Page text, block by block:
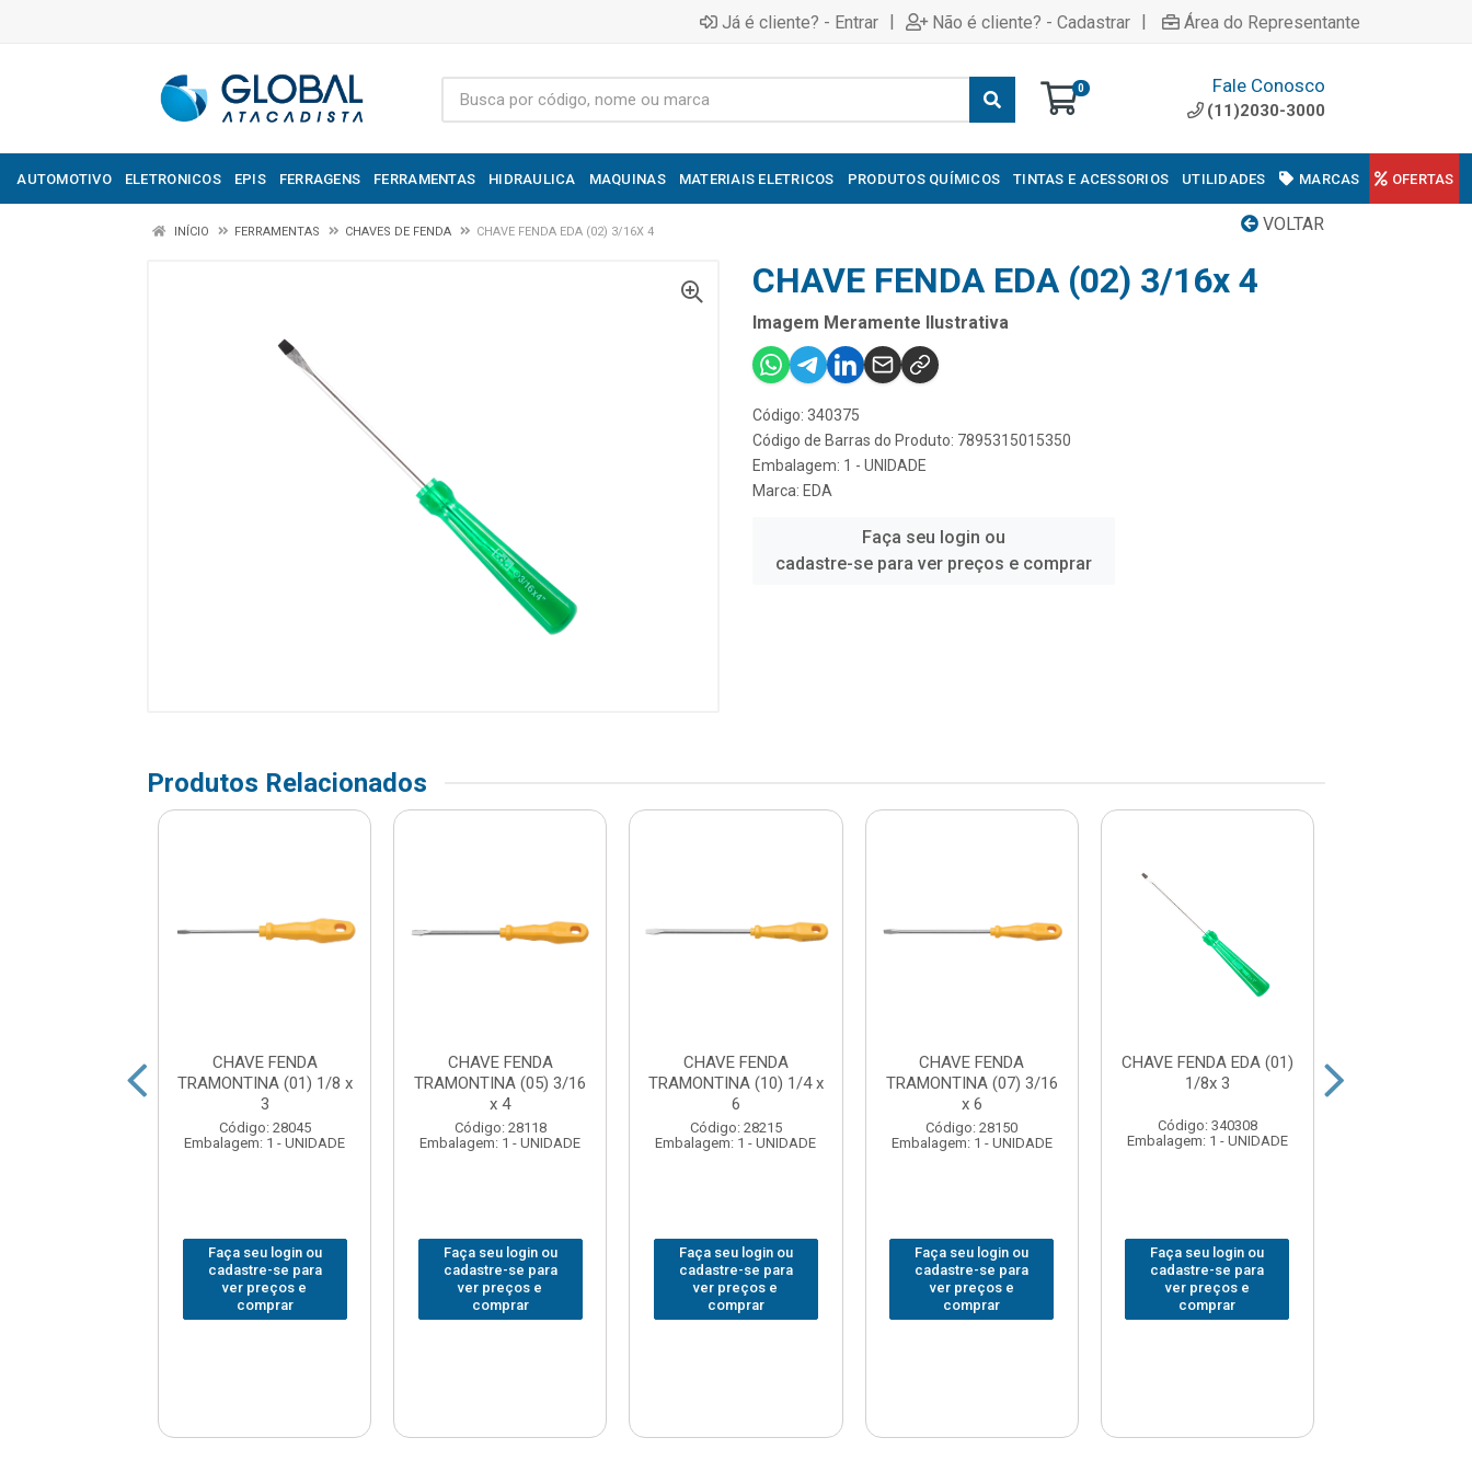
Já é cliente? - Entrar | Não é cliente? - Cadastrar | Área do Representante
0 Fale Conosco
(11)2030-3000
AUTOMOTIVO ELETRONICOS EPIS FERRAGENS FERRAMENTAS HIDRAULICA MAQUINAS MATERIAIS ELETRICOS PRODUTOS QUÍMICOS TINTAS E ACESSORIOS UTILIDADES MARCAS OFERTAS
VOLTAR
INÍCIO FERRAMENTAS CHAVES DE FENDA CHAVE FENDA EDA (02) 3/16X 4
CHAVE FENDA EDA (02) 3/16x 4
Imagem Meramente Ilustrativa
Código: 340375
Código de Barras do Produto: 7895315015350
Embalagem: 1 - UNIDADE
Marca: EDA
Faça seu login ou
cadastre-se para ver preços e comprar
Produtos Relacionados
CHAVE FENDA
TRAMONTINA (01) 1/8 x
3
Código: 28045
Embalagem: 1 - UNIDADE
Faça seu login ou
cadastre-se para
ver preços e
comprar
CHAVE FENDA
TRAMONTINA (05) 3/16
x 4
Código: 28118
Embalagem: 1 - UNIDADE
Faça seu login ou
cadastre-se para
ver preços e
comprar
CHAVE FENDA
TRAMONTINA (10) 1/4 x
6
Código: 28215
Embalagem: 1 - UNIDADE
Faça seu login ou
cadastre-se para
ver preços e
comprar
CHAVE FENDA
TRAMONTINA (07) 3/16
x 6
Código: 28150
Embalagem: 1 - UNIDADE
Faça seu login ou
cadastre-se para
ver preços e
comprar
CHAVE FENDA EDA (01)
1/8x 3
Código: 340308
Embalagem: 1 - UNIDADE
Faça seu login ou
cadastre-se para
ver preços e
comprar